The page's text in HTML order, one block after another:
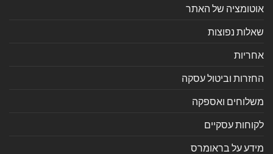
אוטומציה של האתר
שאלות נפוצות
אחריות
החזרות וביטול עסקה
משלוחים ואספקה
לקוחות עסקיים
מידע על בראומרס